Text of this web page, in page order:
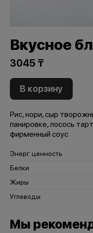
Вкусное
3045 ₸
В корзину
Рис, нори, сыр
панировке, лосось
фирменный соус
Энерг. ценность
Белки
Жиры
Углеводы
Мы